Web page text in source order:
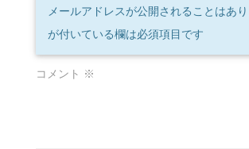
メールアドレスが公開されることはあり
が付いている欄は必須項目です
コメント ※